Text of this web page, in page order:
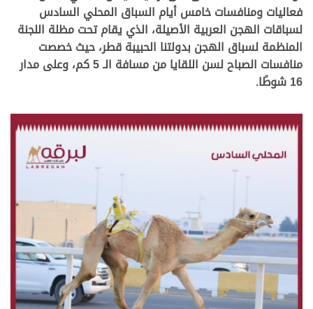
فعاليات ومنافسات خامس أيام السباق المحلي السادس
لسباقات الهجن العربية الأصيلة، الذي يقام تحت مظلة اللجنة
المنظمة لسباق الهجن بدولتنا الحبيبة قطر، حيث خصصت
منافسات الصباح لسن اللقايا من مسافة الـ 5 كم، وعلى مدار
16 شوطًا.